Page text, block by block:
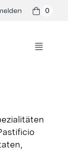
0
Toggle
Shop